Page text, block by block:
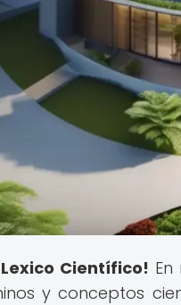
Lexico Científico!
y conceptos